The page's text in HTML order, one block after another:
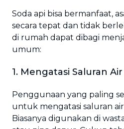
Soda api bisa bermanfaat,
secara tepat dan tidak
di rumah dapat dibagi
umum:
1. Mengatasi Saluran
Penggunaan yang paling
untuk mengatasi saluran
Biasanya digunakan di